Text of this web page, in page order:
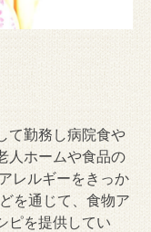
て勤務し病院食や
人ホームや食品の
レルギーをきっか
を通じて、食物ア
ピを提供してい